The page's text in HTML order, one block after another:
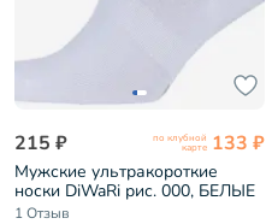
215 ₽ по клубной
карте 133 ₽
Мужские ультракороткие
носки DiWaRi рис. 000, БЕЛЫЕ
(17С-144СП)
1 Отзыв